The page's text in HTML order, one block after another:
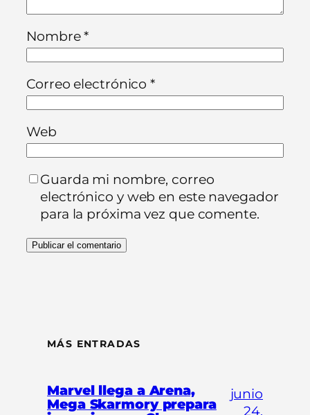
Nombre*
Correo electrónico*
Web
Guarda mi nombre, correo
electrónico y web en este navegador
para la próxima vez que comente.
MÁS ENTRADAS
Marvel llega a Arena,
Mega Skarmory prepara
junio
24,